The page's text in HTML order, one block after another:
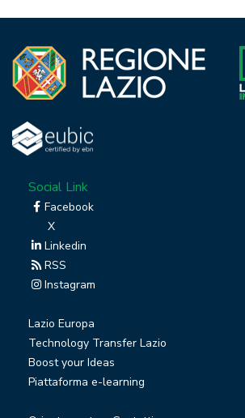
Social Link
Facebook
X
Linkedin
RSS
Instagram
Lazio Europa
Technology Transfer Lazio
Boost your Ideas
Piattaforma e-learning